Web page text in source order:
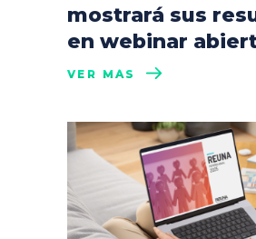
mostrará sus
en webinar
VER MÁS